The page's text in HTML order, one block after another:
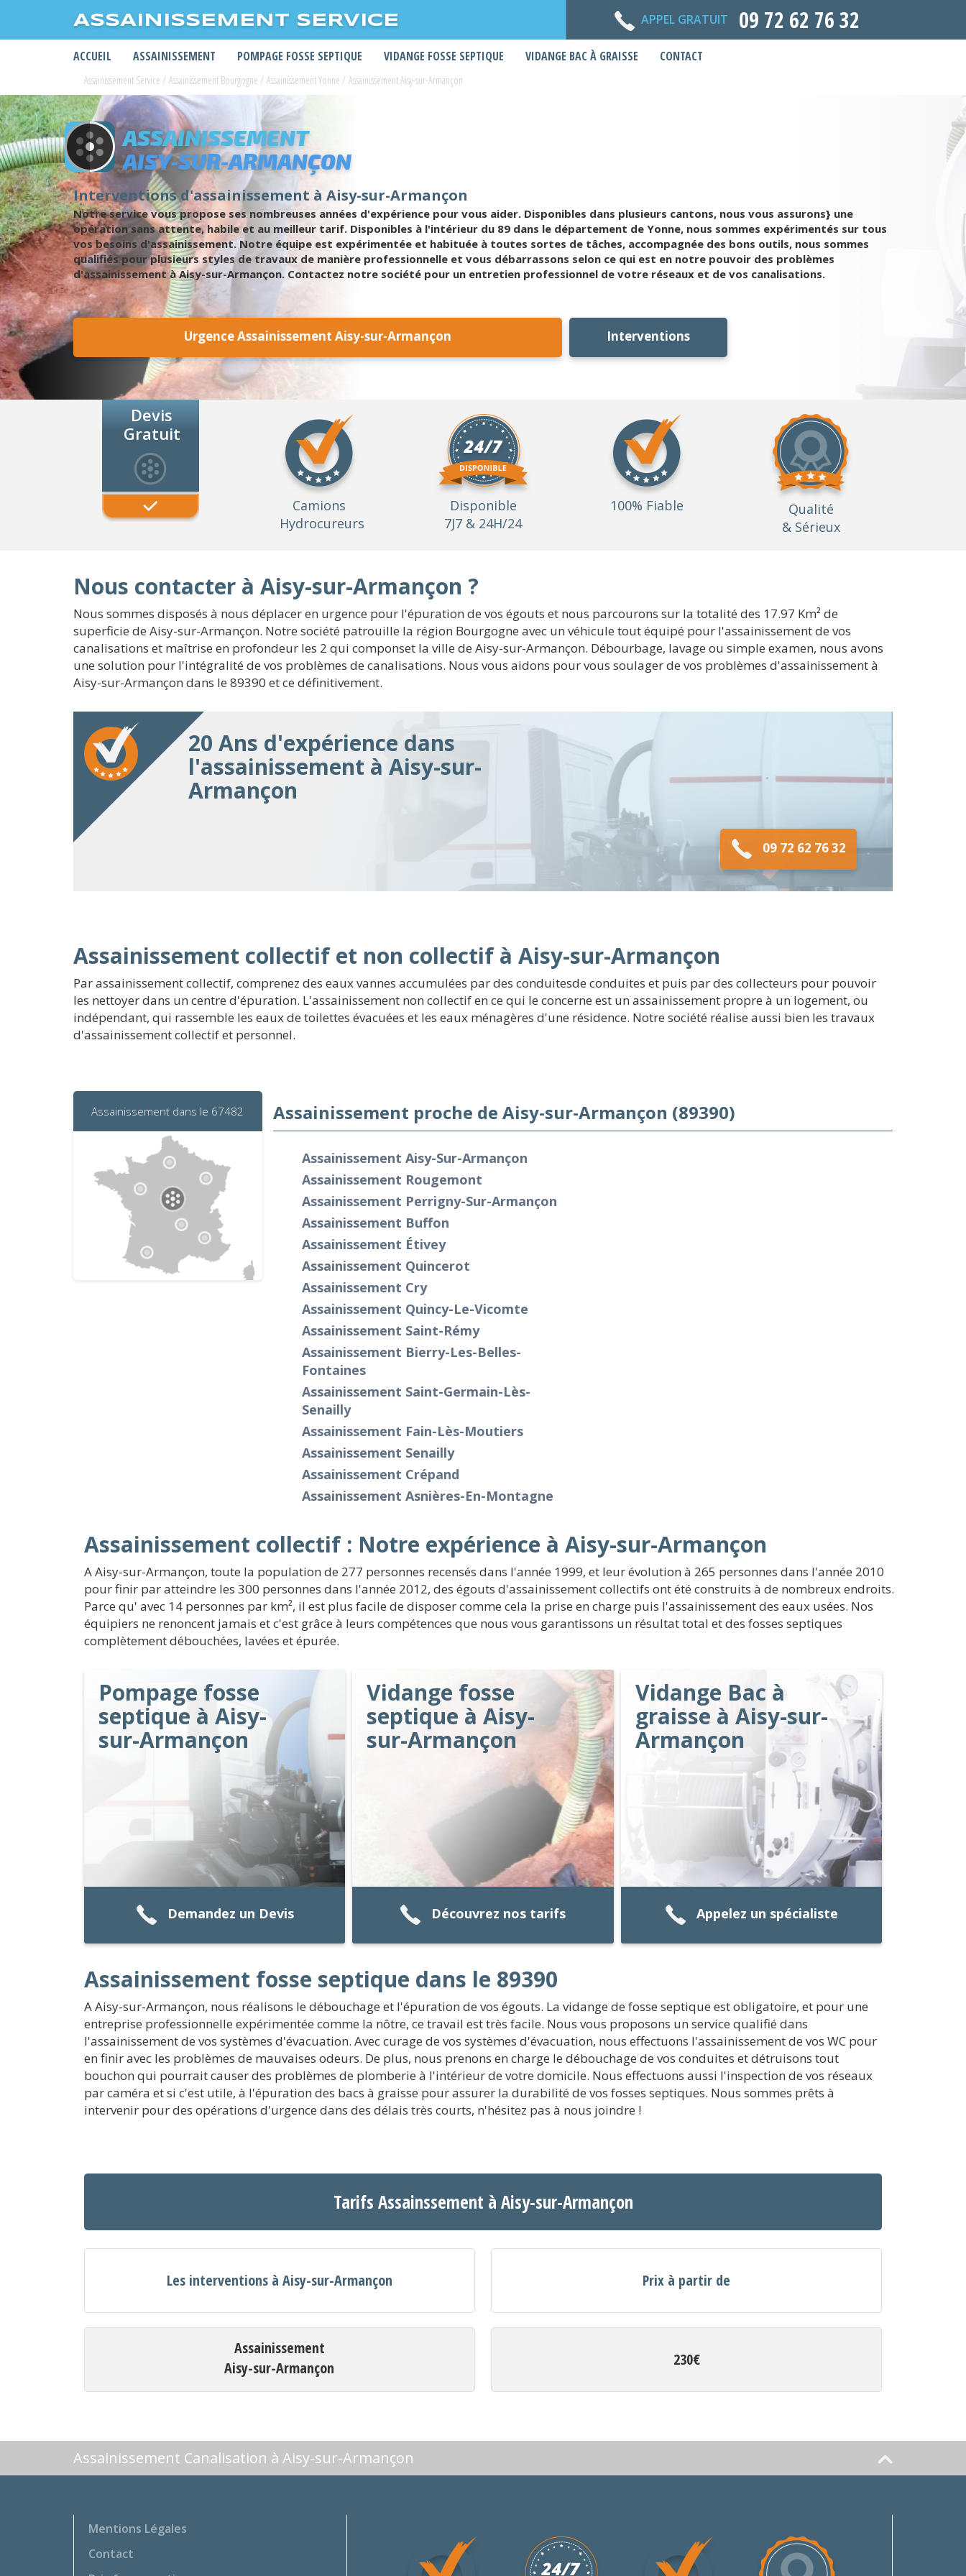
ASSAINISSEMENT SERVICE APPEL GRATUIT 09 72 62 76 32
ACCUEIL ASSAINISSEMENT POMPAGE FOSSE SEPTIQUE VIDANGE FOSSE SEPTIQUE VIDANGE BAC À GRAISSE CONTACT
Assainissement Service / Assainissement Bourgogne / Assainissement Yonne / Assainissement Aisy-sur-Armançon
ASSAINISSEMENT
AISY-SUR-ARMANÇON
Interventions d'assainissement à Aisy-sur-Armançon
Notre service vous propose ses nombreuses années d'expérience pour vous aider. Disponibles dans plusieurs cantons, nous vous assurons} une
opération sans attente, habile et au meilleur tarif. Disponibles à l'intérieur du 89 dans le département de Yonne, nous sommes expérimentés sur tous
vos besoins d'assainissement. Notre équipe est expérimentée et habituée à toutes sortes de tâches, accompagnée des bons outils, nous sommes
qualifiés pour plusieurs styles de travaux de manière professionnelle et vous débarrassons selon ce qui est en notre pouvoir des problèmes
d'assainissement à Aisy-sur-Armançon. Contactez notre société pour un entretien professionnel de votre réseaux et de vos canalisations.
Urgence Assainissement Aisy-sur-Armançon Interventions
Devis
Gratuit
Camions
Hydrocureurs
Disponible
7J7 & 24H/24
100% Fiable
Qualité
& Sérieux
Nous contacter à Aisy-sur-Armançon ?
Nous sommes disposés à nous déplacer en urgence pour l'épuration de vos égouts et nous parcourons sur la totalité des 17.97 Km² de
superficie de Aisy-sur-Armançon. Notre société patrouille la région Bourgogne avec un véhicule tout équipé pour l'assainissement de vos
canalisations et maîtrise en profondeur les 2 qui componset la ville de Aisy-sur-Armançon. Débourbage, lavage ou simple examen, nous avons
une solution pour l'intégralité de vos problèmes de canalisations. Nous vous aidons pour vous soulager de vos problèmes d'assainissement à
Aisy-sur-Armançon dans le 89390 et ce définitivement.
20 Ans d'expérience dans
l'assainissement à Aisy-sur-
Armançon
09 72 62 76 32
Assainissement collectif et non collectif à Aisy-sur-Armançon
Par assainissement collectif, comprenez des eaux vannes accumulées par des conduitesde conduites et puis par des collecteurs pour pouvoir
les nettoyer dans un centre d'épuration. L'assainissement non collectif en ce qui le concerne est un assainissement propre à un logement, ou
indépendant, qui rassemble les eaux de toilettes évacuées et les eaux ménagères d'une résidence. Notre société réalise aussi bien les travaux
d'assainissement collectif et personnel.
Assainissement dans le 67482 Assainissement proche de Aisy-sur-Armançon (89390)
Assainissement Aisy-Sur-Armançon
Assainissement Rougemont
Assainissement Perrigny-Sur-Armançon
Assainissement Buffon
Assainissement Étivey
Assainissement Quincerot
Assainissement Cry
Assainissement Quincy-Le-Vicomte
Assainissement Saint-Rémy
Assainissement Bierry-Les-Belles-
Fontaines
Assainissement Saint-Germain-Lès-
Senailly
Assainissement Fain-Lès-Moutiers
Assainissement Senailly
Assainissement Crépand
Assainissement Asnières-En-Montagne
Assainissement collectif : Notre expérience à Aisy-sur-Armançon
A Aisy-sur-Armançon, toute la population de 277 personnes recensés dans l'année 1999, et leur évolution à 265 personnes dans l'année 2010
pour finir par atteindre les 300 personnes dans l'année 2012, des égouts d'assainissement collectifs ont été construits à de nombreux endroits.
Parce qu' avec 14 personnes par km², il est plus facile de disposer comme cela la prise en charge puis l'assainissement des eaux usées. Nos
équipiers ne renoncent jamais et c'est grâce à leurs compétences que nous vous garantissons un résultat total et des fosses septiques
complètement débouchées, lavées et épurée.
Pompage fosse
septique à Aisy-
sur-Armançon
Demandez un Devis
Vidange fosse
septique à Aisy-
sur-Armançon
Découvrez nos tarifs
Vidange Bac à
graisse à Aisy-sur-
Armançon
Appelez un spécialiste
Assainissement fosse septique dans le 89390
A Aisy-sur-Armançon, nous réalisons le débouchage et l'épuration de vos égouts. La vidange de fosse septique est obligatoire, et pour une
entreprise professionnelle expérimentée comme la nôtre, ce travail est très facile. Nous vous proposons un service qualifié dans
l'assainissement de vos systèmes d'évacuation. Avec curage de vos systèmes d'évacuation, nous effectuons l'assainissement de vos WC pour
en finir avec les problèmes de mauvaises odeurs. De plus, nous prenons en charge le débouchage de vos conduites et détruisons tout
bouchon qui pourrait causer des problèmes de plomberie à l'intérieur de votre domicile. Nous effectuons aussi l'inspection de vos réseaux
par caméra et si c'est utile, à l'épuration des bacs à graisse pour assurer la durabilité de vos fosses septiques. Nous sommes prêts à
intervenir pour des opérations d'urgence dans des délais très courts, n'hésitez pas à nous joindre !
Tarifs Assainssement à Aisy-sur-Armançon
Les interventions à Aisy-sur-Armançon Prix à partir de
Assainissement
Aisy-sur-Armançon
230€
Assainissement Canalisation à Aisy-sur-Armançon
Mentions Légales
Contact